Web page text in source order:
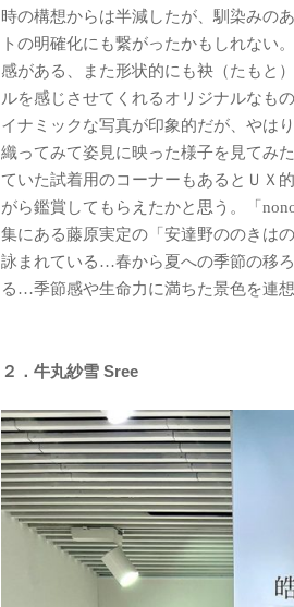
時の構想からは半減したが、馴染みの
トの明確化にも繋がったかもしれない
感がある、また形状的にも袂（たもと
ルを感じさせてくれるオリジナルなも
イナミックな写真が印象的だが、やは
織ってみて姿見に映った様子を見てみ
ていた試着用のコーナーもあるとＵＸ
がら鑑賞してもらえたかと思う。「
集にある藤原実定の「安達野ののきは
詠まれている…春から夏への季節の移
る…季節感や生命力に満ちた景色を連
２．牛丸紗雪 Sree